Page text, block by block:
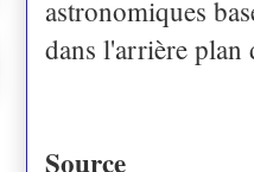
astronomiques
dans l'arrière plan
Source